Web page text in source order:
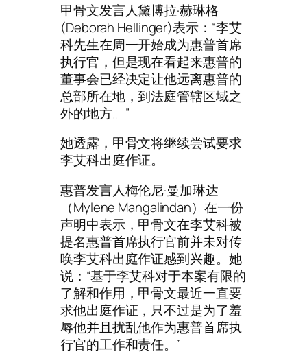
甲骨文发言人黛博拉·赫琳格
(Deborah Hellinger)表示：“李艾
科先生在周一开始成为惠普首席
执行官，但是现在看起来惠普的
董事会已经决定让他远离惠普的
总部所在地，到法庭管辖区域之
外的地方。”
她透露，甲骨文将继续尝试要求
李艾科出庭作证。
惠普发言人梅伦尼·曼加琳达
（Mylene Mangalindan）在一份
声明中表示，甲骨文在李艾科被
提名惠普首席执行官前并未对传
唤李艾科出庭作证感到兴趣。她
说：“基于李艾科对于本案有限的
了解和作用，甲骨文最近一直要
求他出庭作证，只不过是为了羞
辱他并且扰乱他作为惠普首席执
行官的工作和责任。”